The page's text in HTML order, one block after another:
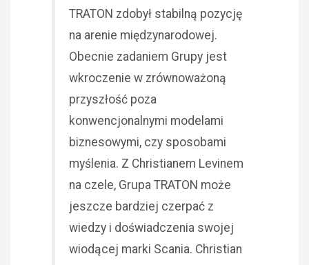
TRATON zdobył stabilną pozycję
na arenie międzynarodowej.
Obecnie zadaniem Grupy jest
wkroczenie w zrównoważoną
przyszłość poza
konwencjonalnymi modelami
biznesowymi, czy sposobami
myślenia. Z Christianem Levinem
na czele, Grupa TRATON może
jeszcze bardziej czerpać z
wiedzy i doświadczenia swojej
wiodącej marki Scania. Christian